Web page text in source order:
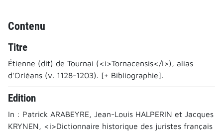
Contenu
Titre
Étienne (dit) de Tournai (<i>Tornacensis</i>), alias
d'Orléans (v. 1128-1203). [+ Bibliographie].
Edition
In : Patrick ARABEYRE, Jean-Louis HALPERIN et Jacques
KRYNEN, <i>Dictionnaire historique des juristes français